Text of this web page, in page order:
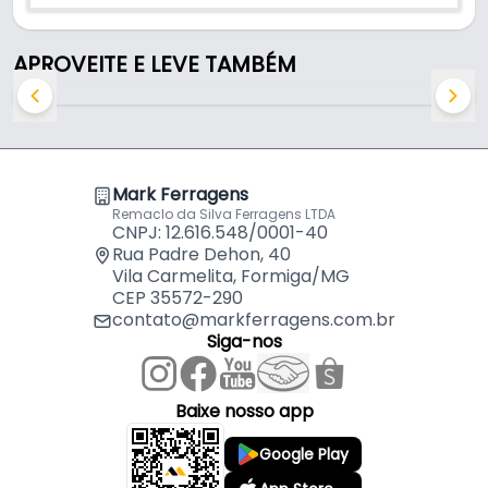
APROVEITE E LEVE TAMBÉM
Mark Ferragens
Remaclo da Silva Ferragens LTDA
CNPJ: 12.616.548/0001-40
Rua Padre Dehon, 40
Vila Carmelita, Formiga/MG
CEP 35572-290
contato@markferragens.com.br
Siga-nos
Baixe nosso app
Google Play